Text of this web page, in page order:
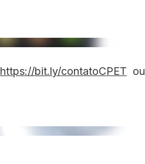
https://bit.ly/contatoCPET ou